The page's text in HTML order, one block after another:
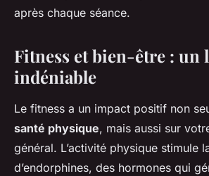
après chaque séance.
Fitness et bien-être : un
indéniable
Le fitness a un impact positif non
santé physique, mais aussi sur
général. L’activité physique stimule
d’endorphines, des hormones qui